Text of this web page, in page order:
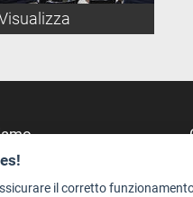
il corretto